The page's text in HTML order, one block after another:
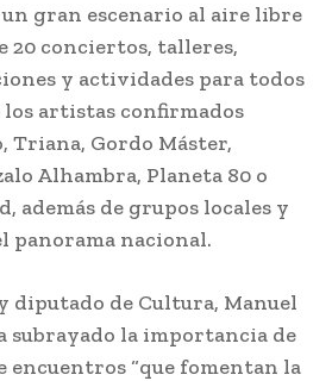
gran escenario al aire libre
20 conciertos, talleres,
y actividades para todos
artistas confirmados
Triana, Gordo Máster,
Alhambra, Planeta 80 o
además de grupos locales y
panorama nacional.
diputado de Cultura, Manuel
subrayado la importancia de
encuentros “que fomentan la